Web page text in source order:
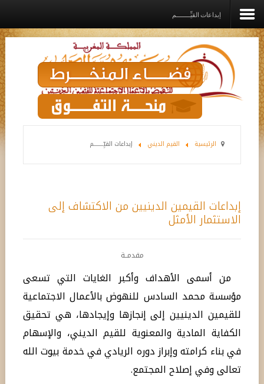
الرئيسية
المؤسســة
القيم الديني
إبداعات القيِّــــــــم
الرئيسية القيم الديني إبداعات القيِّــــــــم
إبداعات القيمين الدينيين من الاكتشاف إلى
الاستثمار الأمثل
مقدمــة
من أسمى الأهداف وأكبر الغايات التي تسعى
مؤسسة محمد السادس للنهوض بالأعمال الاجتماعية
للقيمين الدينيين إلى إنجازها وإيجادها، هي تحقيق
الكفاية المادية والمعنوية للقيم الديني، والإسهام
في بناء كرامته وإبراز دوره الريادي في خدمة بيوت الله
تعالى وفي إصلاح المجتمع.